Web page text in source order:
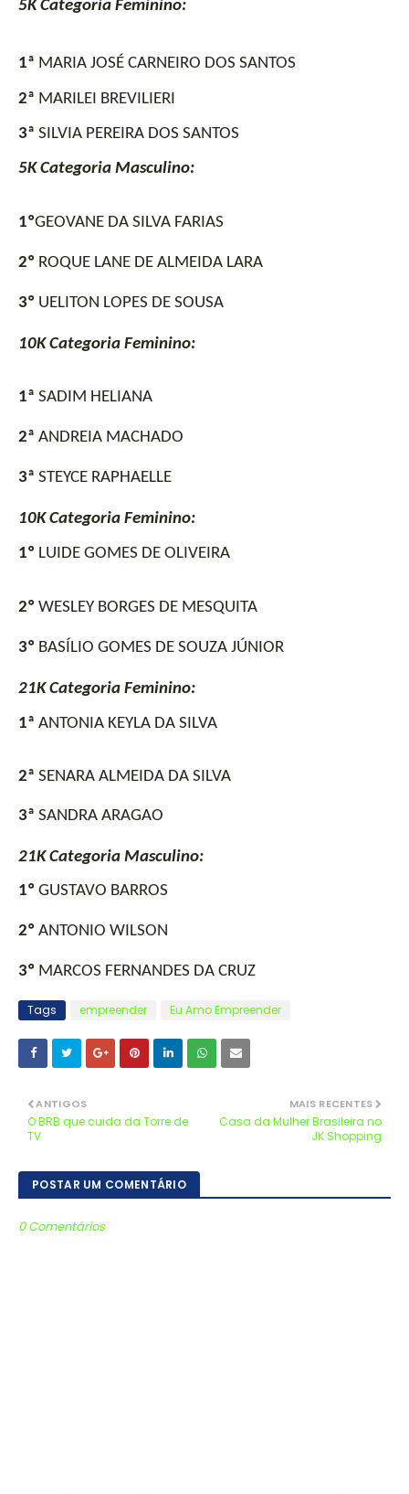
5K Categoria Feminino:
1ª MARIA JOSÉ CARNEIRO DOS SANTOS
2ª MARILEI BREVILIERI
3ª SILVIA PEREIRA DOS SANTOS
5K Categoria Masculino:
1ºGEOVANE DA SILVA FARIAS
2º ROQUE LANE DE ALMEIDA LARA
3º UELITON LOPES DE SOUSA
10K Categoria Feminino:
1ª SADIM HELIANA
2ª ANDREIA MACHADO
3ª STEYCE RAPHAELLE
10K Categoria Feminino:
1º LUIDE GOMES DE OLIVEIRA
2º WESLEY BORGES DE MESQUITA
3º BASÍLIO GOMES DE SOUZA JÚNIOR
21K Categoria Feminino:
1ª ANTONIA KEYLA DA SILVA
2ª SENARA ALMEIDA DA SILVA
3ª SANDRA ARAGAO
21K Categoria Masculino:
1º GUSTAVO BARROS
2º ANTONIO WILSON
3º MARCOS FERNANDES DA CRUZ
Tags empreender Eu Amo Empreender
MAIS RECENTES
Casa da Mulher Brasileira no
JK Shopping
ANTIGOS
O BRB que cuida da Torre de
TV
POSTAR UM COMENTÁRIO
0 Comentários